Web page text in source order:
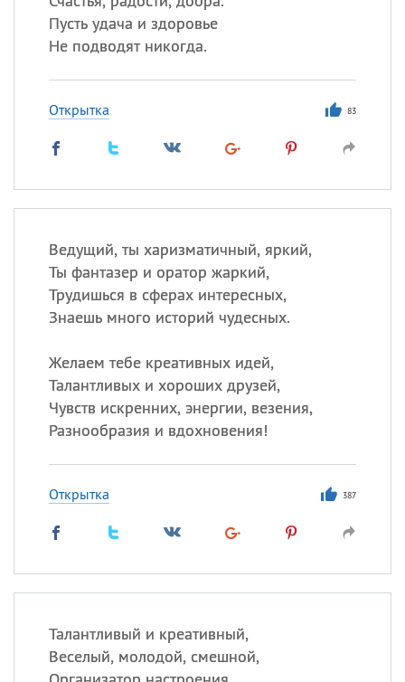
Пусть удача и здоровье
Не подводят никогда.
Открытка 83
Ведущий, ты харизматичный, яркий,
Ты фантазер и оратор жаркий,
Трудишься в сферах интересных,
Знаешь много историй чудесных.
Желаем тебе креативных идей,
Талантливых и хороших друзей,
Чувств искренних, энергии, везения,
Разнообразия и вдохновения!
Открытка 387
Талантливый и креативный,
Веселый, молодой, смешной,